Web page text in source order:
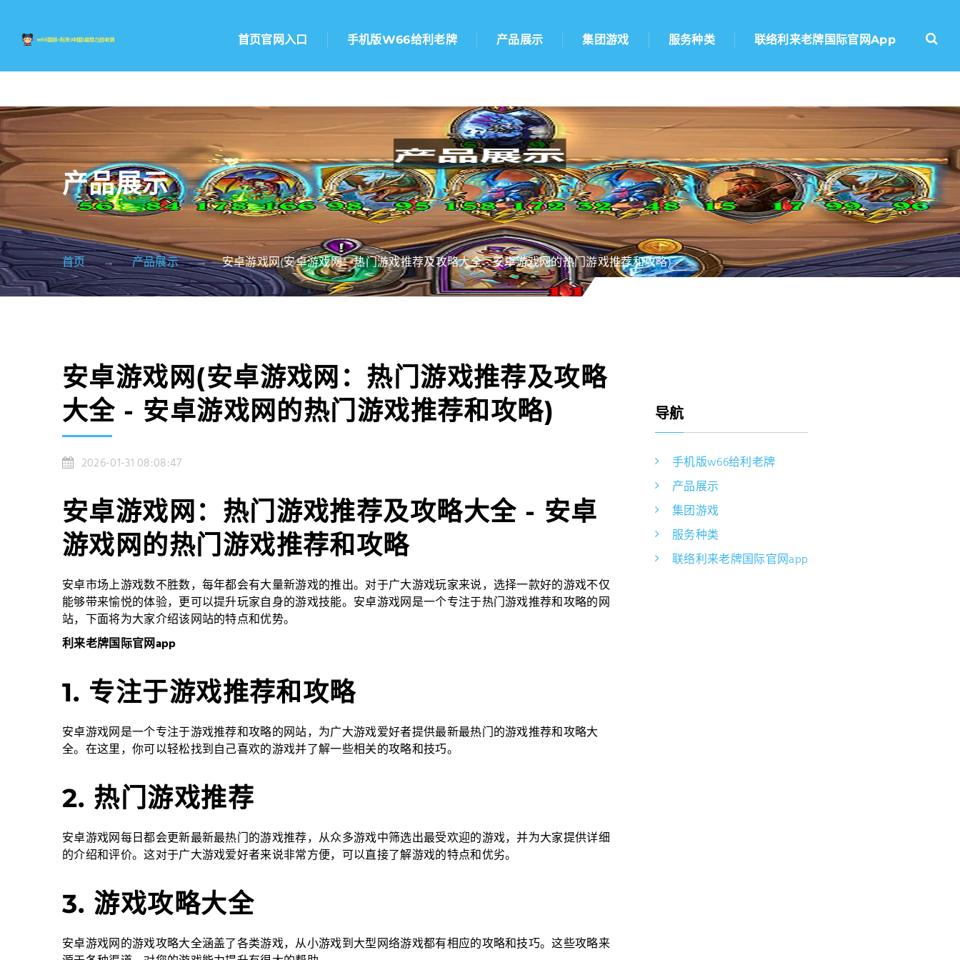
首页官网入口 手机版w66给利老牌 产品展示 集团游戏 服务种类 联络利来老牌国际官网app
产品展示
首页 产品展示 安卓游戏网(安卓游戏网：热门游戏推荐及攻略大全 - 安卓游戏网的热门游戏推荐和攻略)
安卓游戏网(安卓游戏网：热门游戏推荐及攻略
大全 - 安卓游戏网的热门游戏推荐和攻略)
2026-01-31 08:08:47
安卓游戏网：热门游戏推荐及攻略大全 - 安卓
游戏网的热门游戏推荐和攻略
安卓市场上游戏数不胜数，每年都会有大量新游戏的推出。对于广大游戏玩家来说，选择一款好的游戏不仅
能够带来愉悦的体验，更可以提升玩家自身的游戏技能。安卓游戏网是一个专注于热门游戏推荐和攻略的网
站，下面将为大家介绍该网站的特点和优势。
利来老牌国际官网app
1. 专注于游戏推荐和攻略
安卓游戏网是一个专注于游戏推荐和攻略的网站，为广大游戏爱好者提供最新最热门的游戏推荐和攻略大
全。在这里，你可以轻松找到自己喜欢的游戏并了解一些相关的攻略和技巧。
2. 热门游戏推荐
安卓游戏网每日都会更新最新最热门的游戏推荐，从众多游戏中筛选出最受欢迎的游戏，并为大家提供详细
的介绍和评价。这对于广大游戏爱好者来说非常方便，可以直接了解游戏的特点和优劣。
3. 游戏攻略大全
安卓游戏网的游戏攻略大全涵盖了各类游戏，从小游戏到大型网络游戏都有相应的攻略和技巧。这些攻略来
导航
手机版w66给利老牌
产品展示
集团游戏
服务种类
联络利来老牌国际官网app